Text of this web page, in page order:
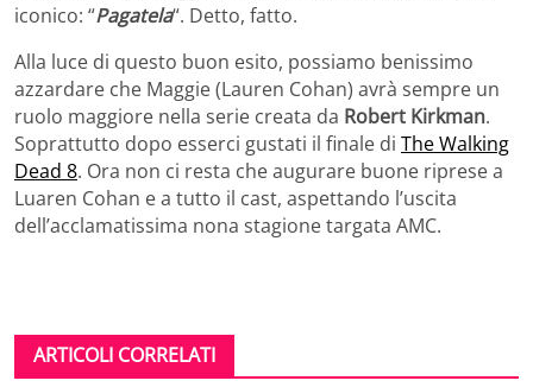
iconico: “Pagatela“. Detto, fatto.
Alla luce di questo buon esito, possiamo benissimo
azzardare che Maggie (Lauren Cohan) avrà sempre un
ruolo maggiore nella serie creata da Robert Kirkman.
Soprattutto dopo esserci gustati il finale di The Walking
Dead 8. Ora non ci resta che augurare buone riprese a
Luaren Cohan e a tutto il cast, aspettando l’uscita
dell’acclamatissima nona stagione targata AMC.
ARTICOLI CORRELATI